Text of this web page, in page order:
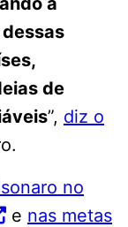
de
”, diz o
no
e nas metas